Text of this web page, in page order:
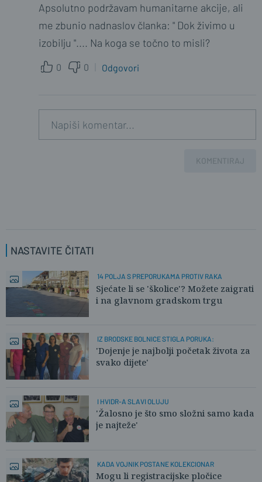
Apsolutno podržavam humanitarne akcije, ali
me zbunio nadnaslov članka: " Dok živimo u
izobilju ".... Na koga se točno to misli?
0 0 Odgovori
KOMENTIRAJ
NASTAVITE ČITATI
14 POLJA S PREPORUKAMA PROTIV RAKA
Sjećate li se 'školice'? Možete zaigrati
i na glavnom gradskom trgu
IZ BRODSKE BOLNICE STIGLA PORUKA:
'Dojenje je najbolji početak života za
svako dijete'
I HVIDR-A SLAVI OLUJU
'Žalosno je što smo složni samo kada
je najteže'
KADA VOJNIK POSTANE KOLEKCIONAR
Mogu li registracijske pločice